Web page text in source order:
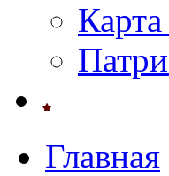
Главная